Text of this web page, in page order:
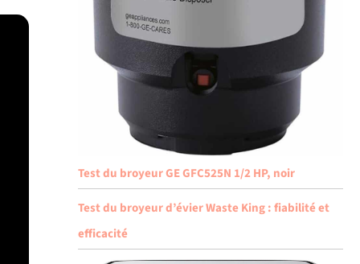
Test du broyeur GE GFC525N 1/2 HP, noir
Test du broyeur d’évier Waste King : fiabilité et
efficacité